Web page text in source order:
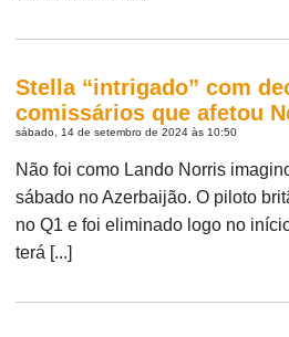
Stella “intrigado” com
comissários que afetou
sábado, 14 de setembro de 2024 às 10:50
Não foi como Lando Norris
sábado no Azerbaijão. O piloto
no Q1 e foi eliminado logo no
terá [...]